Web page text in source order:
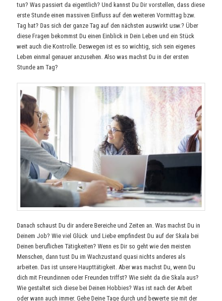
tun? Was passiert da eigentlich? Und kannst Du Dir vorstellen, dass diese
erste Stunde einen massiven Einfluss auf den weiteren Vormittag bzw.
Tag hat? Das sich der ganze Tag auf den nächsten auswirkt usw.? Über
diese Fragen bekommst Du einen Einblick in Dein Leben und ein Stück
weit auch die Kontrolle. Deswegen ist es so wichtig, sich sein eigenes
Leben einmal genauer anzusehen. Also was machst Du in der ersten
Stunde am Tag?
Danach schaust Du dir andere Bereiche und Zeiten an. Was machst Du in
Deinem Job? Wie viel Glück und Liebe empfindest Du auf der Skala bei
Deinen beruflichen Tätigkeiten? Wenn es Dir so geht wie den meisten
Menschen, dann tust Du im Wachzustand quasi nichts anderes als
arbeiten. Das ist unsere Haupttätigkeit. Aber was machst Du, wenn Du
dich mit Freundinnen oder Freunden triffst? Wie sieht da die Skala aus?
Wie gestaltet sich diese bei Deinen Hobbies? Was ist nach der Arbeit
oder wann auch immer. Gehe Deine Tage durch und bewerte sie mit der